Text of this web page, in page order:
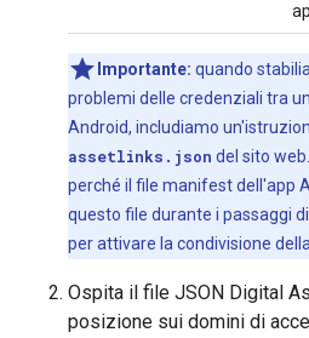
Importante: quando
problemi delle credenziali tra
Android, includiamo
assetlinks.json del sito
perché il file manifest dell'app
questo file durante i passaggi
per attivare la condivisione
Ospita il file JSON Digital
posizione sui domini di